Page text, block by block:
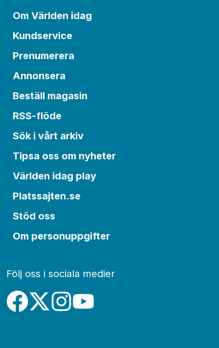
Om Världen idag
Kundservice
Prenumerera
Annonsera
Beställ magasin
RSS-flöde
Sök i vårt arkiv
Tipsa oss om nyheter
Världen idag play
Platssajten.se
Stöd oss
Om personuppgifter
Följ oss i sociala medier